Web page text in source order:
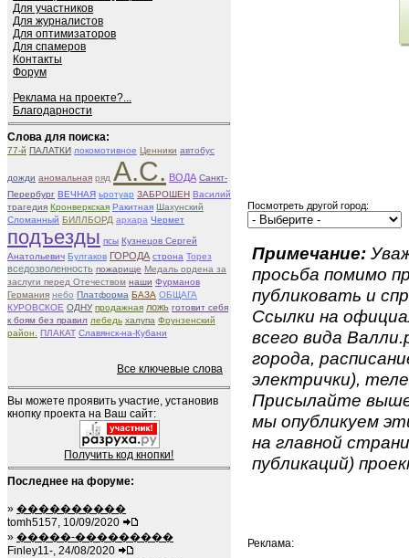
Для участников
Для журналистов
Для оптимизаторов
Для спамеров
Контакты
Форум
Реклама на проекте?...
Благодарности
Слова для поиска:
77-й ПАЛАТКИ локомотивное Ценники автобус
дожди аномальная ряд А.С. ВОДА Санкт-
Перербург ВЕЧНАЯ ьротуар ЗАБРОШЕН Василий
трагедия Кронверкская Ракитная Шахунский
Сломанный БИЛЛБОРД архара Чермет
подъезды псы Кузнецов Сергей
Анатольевич Булгаков ГОРОДА строна Торез
вседозволенность пожарище Медаль ордена за
заслуги перед Отечеством наши Фурманов
Германия небо Платформа БАЗА ОБЩАГА
КУРОВСКОЕ ОДНУ продажная ложь готовит себя
к боям без правил лебедь халупа Фрунзенский
район.
ПЛАКАТ Славянск-на-Кубани
Все ключевые слова
Вы можете проявить участие, установив
кнопку проекта на Ваш сайт:
Получить код кнопки!
Последнее на форуме:
» ����������
tomh5157, 10/09/2020
» �����-���������
Finley11-, 24/08/2020
Посмотреть другой город:
Примечание:
просьба помимо
публиковать и
Ссылки на
всего вида
города,
электрички),
Присылайте
мы опубликуем
на главной
публикаций)
Реклама: